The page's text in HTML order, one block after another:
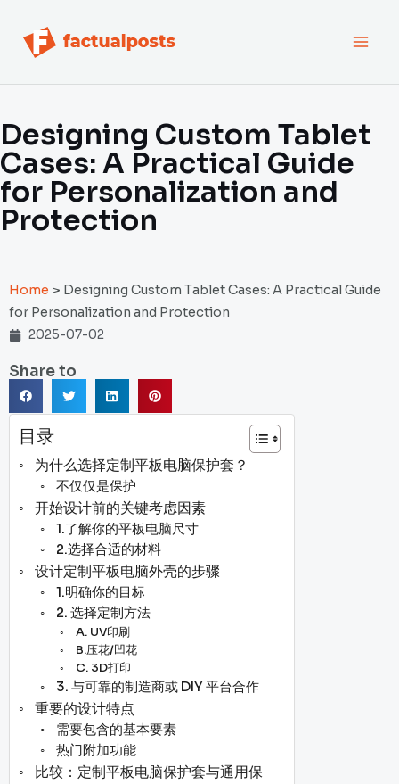
Designing Custom Tablet
Cases: A Practical Guide
for Personalization and
Protection
Home > Designing Custom Tablet Cases: A Practical Guide
for Personalization and Protection
2025-07-02
Share to
目录
为什么选择定制平板电脑保护套？
不仅仅是保护
开始设计前的关键考虑因素
1.了解你的平板电脑尺寸
2.选择合适的材料
设计定制平板电脑外壳的步骤
1.明确你的目标
2. 选择定制方法
A. UV印刷
B.压花/凹花
C. 3D打印
3. 与可靠的制造商或 DIY 平台合作
重要的设计特点
需要包含的基本要素
热门附加功能
比较：定制平板电脑保护套与通用保